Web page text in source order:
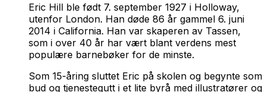
Eric Hill ble født 7. september 1927 i Holloway,
utenfor London. Han døde 86 år gammel 6. juni
2014 i California. Han var skaperen av Tassen,
som i over 40 år har vært blant verdens mest
populære barnebøker for de minste.
Som 15-åring sluttet Eric på skolen og begynte som
bud og tjenestegutt i et lite byrå med illustratører og